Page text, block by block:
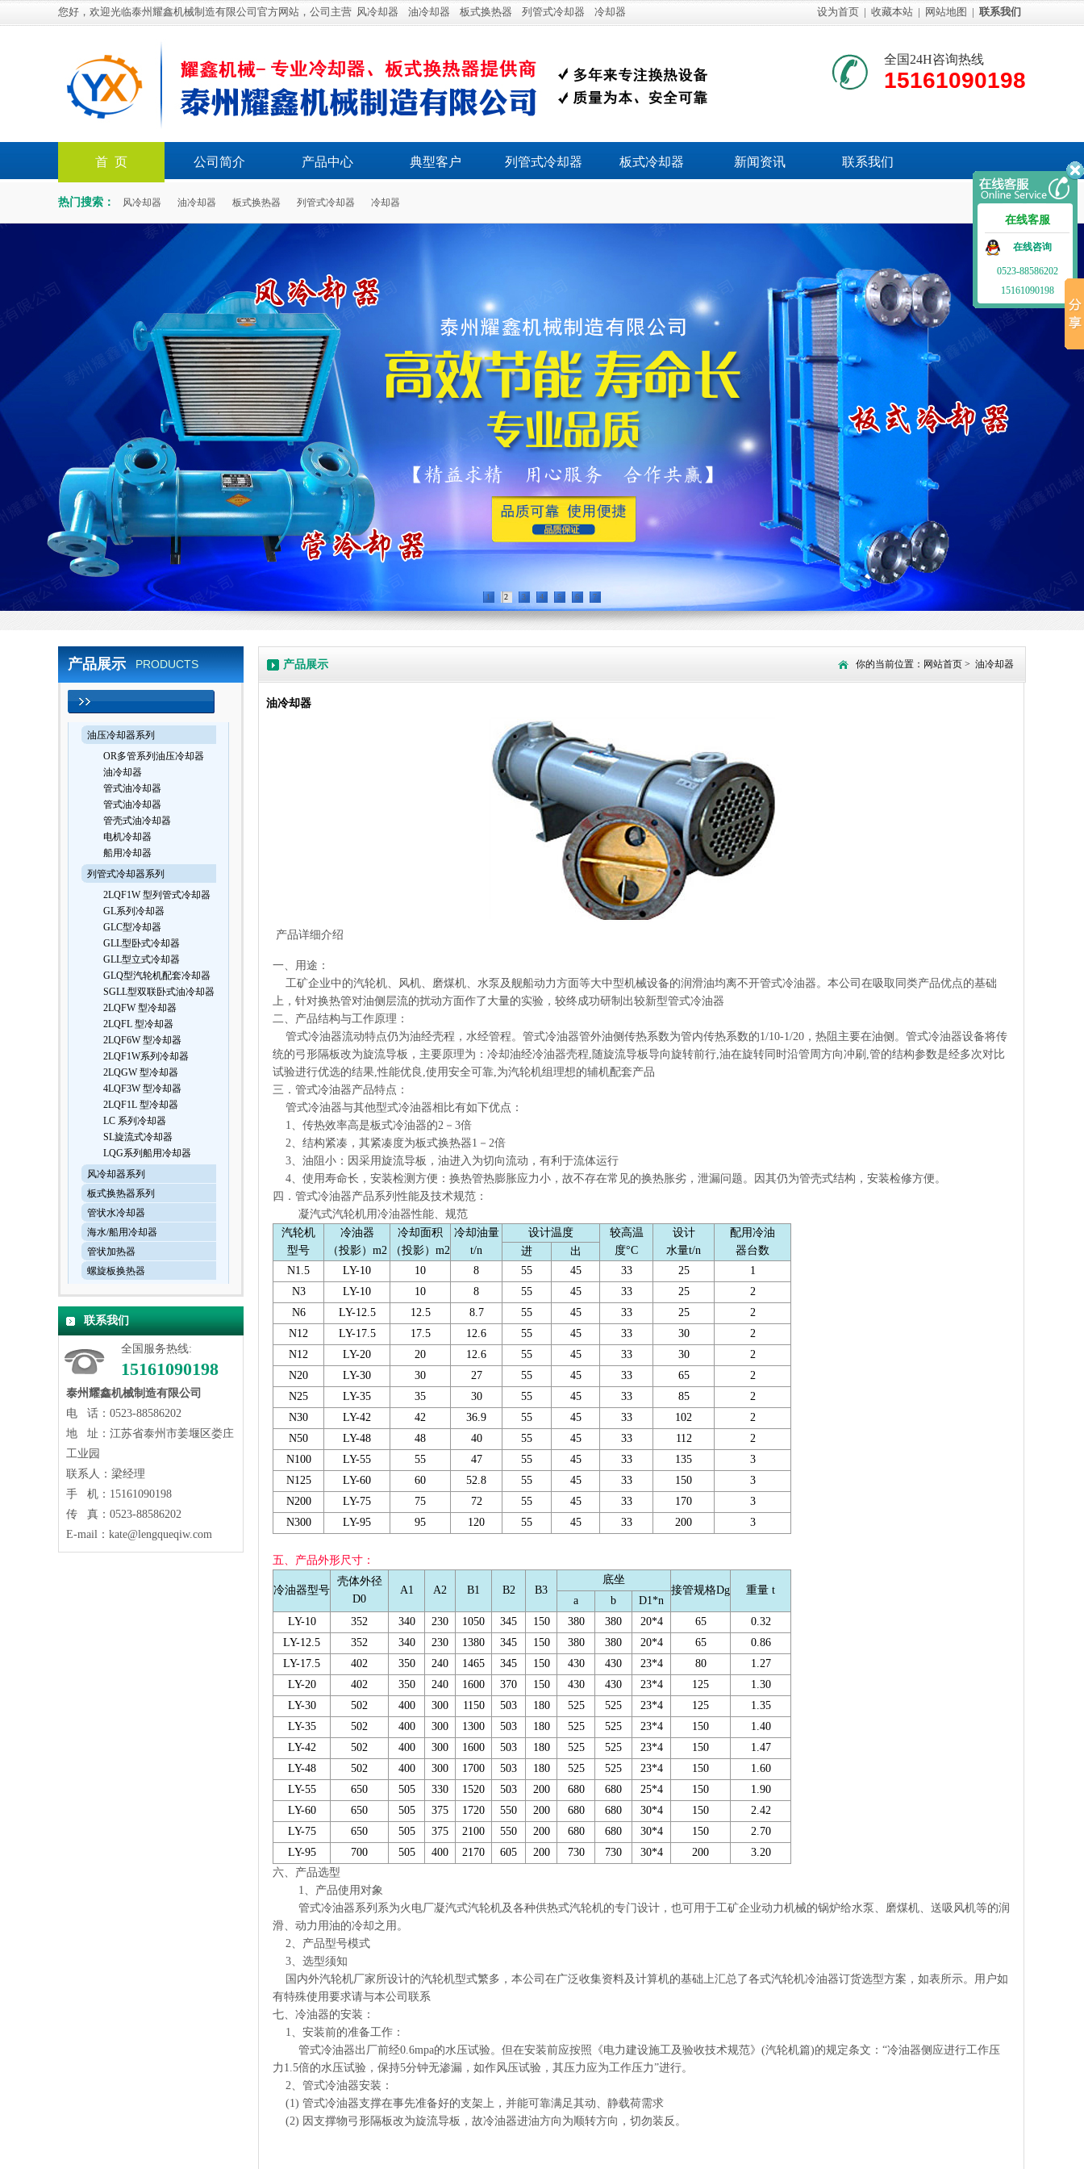
您好，欢迎光临泰州耀鑫机械制造有限公司官方网站，公司主营 风冷却器 油冷却器 板式换热器 列管式冷却器 冷却器 设为首页 | 收藏本站 | 网站地图 | 联系我们
全国24H咨询热线
15161090198
首 页 公司简介 产品中心 典型客户 列管式冷却器 板式冷却器 新闻资讯 联系我们
热门搜索： 风冷却器 油冷却器 板式换热器 列管式冷却器 冷却器
1 2 3 4 5 6 7
产品展示 PRODUCTS
油压冷却器系列
OR多管系列油压冷却器
油冷却器
管式油冷却器
管式油冷却器
管壳式油冷却器
电机冷却器
船用冷却器
列管式冷却器系列
2LQF1W 型列管式冷却器
GL系列冷却器
GLC型冷却器
GLL型卧式冷却器
GLL型立式冷却器
GLQ型汽轮机配套冷却器
SGLL型双联卧式油冷却器
2LQFW 型冷却器
2LQFL 型冷却器
2LQF6W 型冷却器
2LQF1W系列冷却器
2LQGW 型冷却器
4LQF3W 型冷却器
2LQF1L 型冷却器
LC 系列冷却器
SL旋流式冷却器
LQG系列船用冷却器
风冷却器系列
板式换热器系列
管状水冷却器
海水/船用冷却器
管状加热器
螺旋板换热器
联系我们
全国服务热线:
15161090198
泰州耀鑫机械制造有限公司
电 话：0523-88586202
地 址：江苏省泰州市姜堰区娄庄
工业园
联系人：梁经理
手 机：15161090198
传 真：0523-88586202
E-mail：kate@lengqueqiw.com
产品展示 你的当前位置： 网站首页 > 油冷却器
油冷却器
产品详细介绍
一、用途：
工矿企业中的汽轮机、风机、磨煤机、水泵及舰船动力方面等大中型机械设备的润滑油均离不开管式冷油器。本公司在吸取同类产品优点的基础
上，针对换热管对油侧层流的扰动方面作了大量的实验，较终成功研制出较新型管式冷油器
二、产品结构与工作原理：
管式冷油器流动特点仍为油经壳程，水经管程。管式冷油器管外油侧传热系数为管内传热系数的1/10-1/20，热阻主要在油侧。管式冷油器设备将传
统的弓形隔板改为旋流导板，主要原理为：冷却油经冷油器壳程,随旋流导板导向旋转前行,油在旋转同时沿管周方向冲刷,管的结构参数是经多次对比
试验进行优选的结果,性能优良,使用安全可靠,为汽轮机组理想的辅机配套产品
三．管式冷油器产品特点：
管式冷油器与其他型式冷油器相比有如下优点：
1、传热效率高是板式冷油器的2－3倍
2、结构紧凑，其紧凑度为板式换热器1－2倍
3、油阻小：因采用旋流导板，油进入为切向流动，有利于流体运行
4、使用寿命长，安装检测方便：换热管热膨胀应力小，故不存在常见的换热胀劣，泄漏问题。因其仍为管壳式结构，安装检修方便。
四．管式冷油器产品系列性能及技术规范：
凝汽式汽轮机用冷油器性能、规范
汽轮机
型号
冷油器
（投影）m2
冷却面积
（投影）m2
冷却油量
t/n
设计温度
较高温
度°C
设计
水量t/n
配用冷油
器台数
进
出
N1.5
LY-10 10 8 55 45 33 25
1
N3
LY-10 10 8 55 45 33 25
2
N6
LY-12.5 12.5 8.7 55 45 33 25
2
N12
LY-17.5 17.5 12.6 55 45 33 30
2
N12
LY-20 20 12.6 55 45 33 30
2
N20
LY-30 30 27 55 45 33 65
2
N25
LY-35 35 30 55 45 33 85
2
N30
LY-42 42 36.9 55 45 33 102
2
N50
LY-48 48 40 55 45 33 112
2
N100
LY-55 55 47 55 45 33 135
3
N125
LY-60 60 52.8 55 45 33 150
3
N200
LY-75 75 72 55 45 33 170
3
N300
LY-95 95 120 55 45 33 200 3
五、产品外形尺寸：
冷油器型号
壳体外径
D0
A1 A2 B1 B2 B3
底坐
接管规格Dg
重量 t
a
b
D1*n
LY-10
352 340 230 1050 345 150 380 380 20*4 65
0.32
LY-12.5
352 340 230 1380 345 150 380 380 20*4 65
0.86
LY-17.5
402 350 240 1465 345 150 430 430 23*4 80
1.27
LY-20
402 350 240 1600 370 150 430 430 23*4 125
1.30
LY-30
502 400 300 1150 503 180 525 525 23*4 125
1.35
LY-35
502 400 300 1300 503 180 525 525 23*4 150
1.40
LY-42
502 400 300 1600 503 180 525 525 23*4 150
1.47
LY-48
502 400 300 1700 503 180 525 525 23*4 150
1.60
LY-55
650 505 330 1520 503 200 680 680 25*4 150
1.90
LY-60
650 505 375 1720 550 200 680 680 30*4 150
2.42
LY-75
650 505 375 2100 550 200 680 680 30*4 150
2.70
LY-95
700 505 400 2170 605 200 730 730 30*4 200
3.20
六、产品选型
1、产品使用对象
管式冷油器系列系为火电厂凝汽式汽轮机及各种供热式汽轮机的专门设计，也可用于工矿企业动力机械的锅炉给水泵、磨煤机、送吸风机等的润
滑、动力用油的冷却之用。
2、产品型号模式
3、选型须知
国内外汽轮机厂家所设计的汽轮机型式繁多，本公司在广泛收集资料及计算机的基础上汇总了各式汽轮机冷油器订货选型方案，如表所示。用户如
有特殊使用要求请与本公司联系
七、冷油器的安装：
1、安装前的准备工作：
管式冷油器出厂前经0.6mpa的水压试验。但在安装前应按照《电力建设施工及验收技术规范》(汽轮机篇)的规定条文：“冷油器侧应进行工作压
力1.5倍的水压试验，保持5分钟无渗漏，如作风压试验，其压力应为工作压力”进行。
2、管式冷油器安装：
(1) 管式冷油器支撑在事先准备好的支架上，并能可靠满足其动、静载荷需求
(2) 因支撑物弓形隔板改为旋流导板，故冷油器进油方向为顺转方向，切勿装反。
在线客服
在线咨询
0523-88586202
15161090198